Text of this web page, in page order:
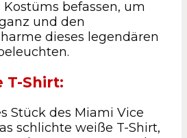
befassen, um
und den
dieses legendären
T-Shirt:
Stück des Miami Vice
schlichte weiße T-Shirt,